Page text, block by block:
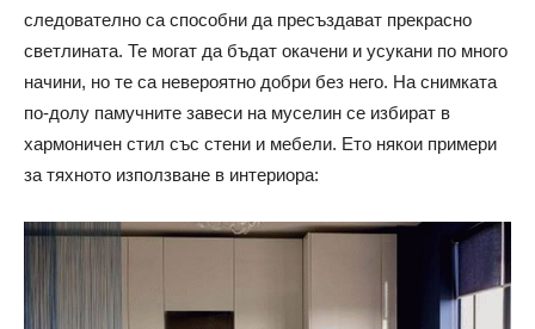
следователно са способни да пресъздават прекрасно
светлината. Те могат да бъдат окачени и усукани по много
начини, но те са невероятно добри без него. На снимката
по-долу памучните завеси на муселин се избират в
хармоничен стил със стени и мебели. Ето някои примери
за тяхното използване в интериора: